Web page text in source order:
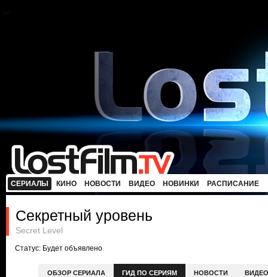
СЕРИАЛЫ КИНО НОВОСТИ ВИДЕО НОВИНКИ РАСПИСАНИЕ
Секретный уровень
Secret Level
Статус: Будет объявлено
ОБЗОР СЕРИАЛА ГИД ПО СЕРИЯМ НОВОСТИ ВИДЕО